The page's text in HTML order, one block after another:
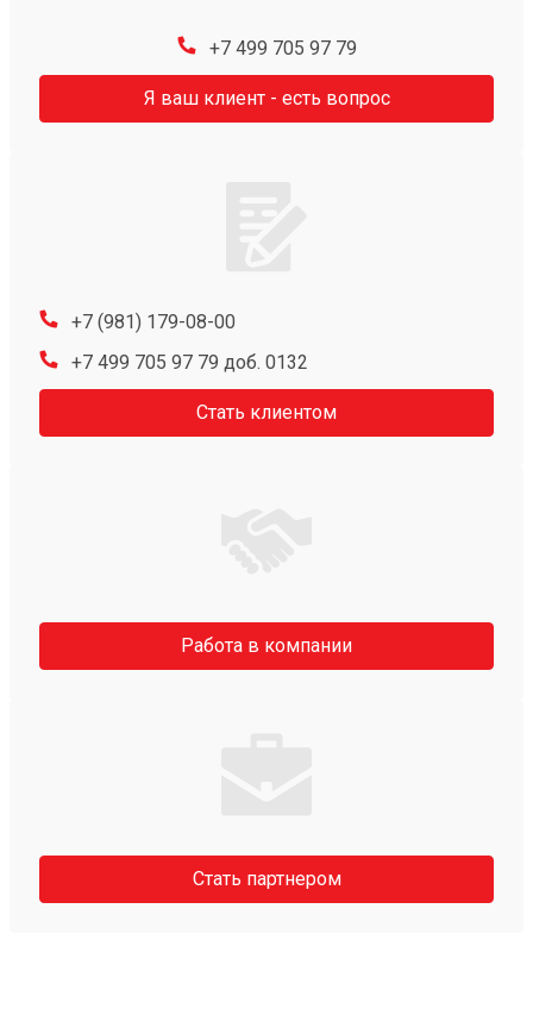
+7 499 705 97 79
Я ваш клиент - есть вопрос
+7 (981) 179-08-00
+7 499 705 97 79 доб. 0132
Стать клиентом
Работа в компании
Стать партнером